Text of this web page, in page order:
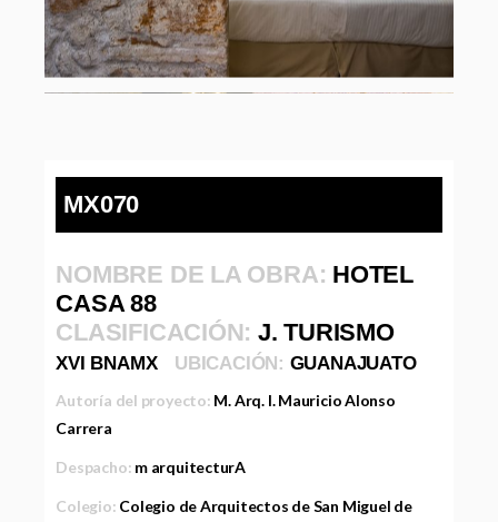
MX070
NOMBRE DE LA OBRA: HOTEL
CASA 88
CLASIFICACIÓN:J. TURISMO
XVI BNAMX UBICACIÓN: GUANAJUATO
Autoría del proyecto: M. Arq. I. Mauricio Alonso
Carrera
Despacho: m arquitecturA
Colegio: Colegio de Arquitectos de San Miguel de